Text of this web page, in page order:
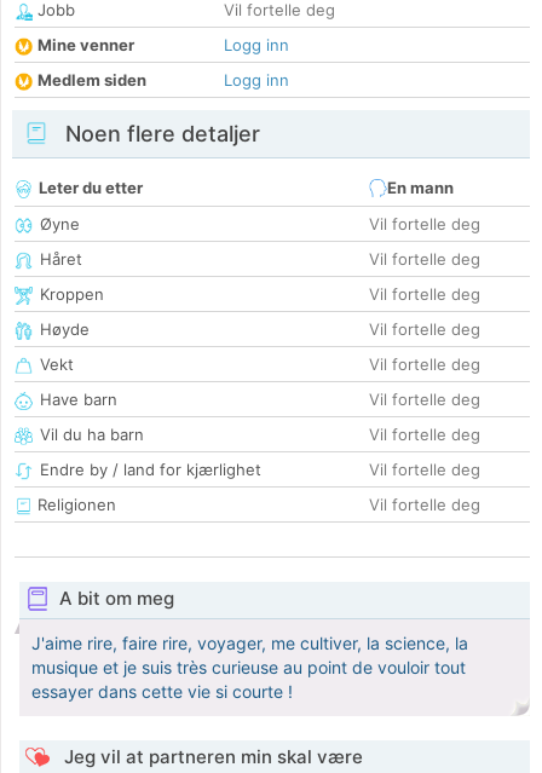
Jobb
Vil fortelle deg
Mine venner
Logg inn
Medlem siden
Logg inn
Noen flere detaljer
Leter du etter
En mann
Øyne
Vil fortelle deg
Håret
Vil fortelle deg
Kroppen
Vil fortelle deg
Høyde
Vil fortelle deg
Vekt
Vil fortelle deg
Have barn
Vil fortelle deg
Vil du ha barn
Vil fortelle deg
Endre by / land for kjærlighet
Vil fortelle deg
Religionen
Vil fortelle deg
A bit om meg
J'aime rire, faire rire, voyager, me cultiver, la science, la
musique et je suis très curieuse au point de vouloir tout
essayer dans cette vie si courte !
Jeg vil at partneren min skal være